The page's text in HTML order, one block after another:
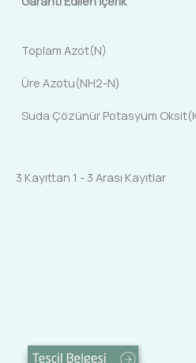
Toplam Azot(N)
Üre Azotu(NH2-N)
Suda Çözünür Potasyum
3 Kayıttan 1 - 3 Arası Kayıtlar